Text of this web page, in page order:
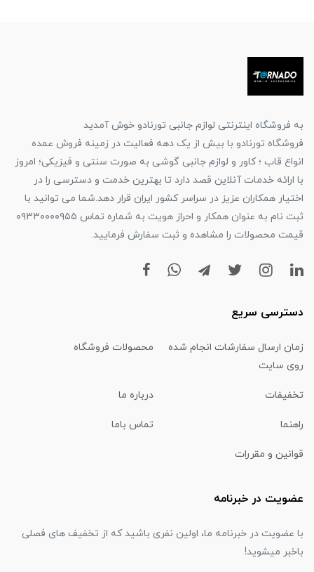
به فروشگاه اینترنتی لوازم جانبی تورنادو خوش آمدید
فروشگاه تورنادو با بیش از یک دهه فعالیت در زمینه فروش عمده
انواع قاب ؛ کاور و لوازم جانبی گوشی به صورت سنتی و فیزیکی؛ امروز
با ارائه خدمات آنلاین قصد دارد تا بهترین خدمت و دسترسی را در
اختیار همکاران عزیز در سراسر کشور ایران قرار دهد.شما می توانید با
ثبت نام به عنوان همکار و احراز هویت به شماره تماس ۰۹۳۳۰۰۰۰۹۵۵
قیمت محصولات را مشاهده و ثبت سفارش فرمایید.
دسترسی سریع
زمان ارسال سفارشات انجام شده
روی سایت
محصولات فروشگاه
تخفیفات درباره ما
راهنما تماس باما
قوانین و مقررات
عضویت در خبرنامه
با عضویت در خبرنامه ما، اولین نفری باشید که از تخفیف های فصلی
باخبر میشوید!